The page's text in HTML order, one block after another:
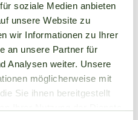
soziale Medien anbieten
unsere Website zu
wir Informationen zu Ihrer
an unsere Partner für
Analysen weiter. Unsere
möglicherweise mit
Sie ihnen bereitgestellt